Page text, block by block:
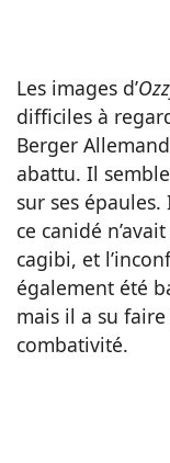
Les images d’
difficiles à
Berger
abattu. Il
sur ses
ce canidé
cagibi, et
également été
mais il a su
combativité.